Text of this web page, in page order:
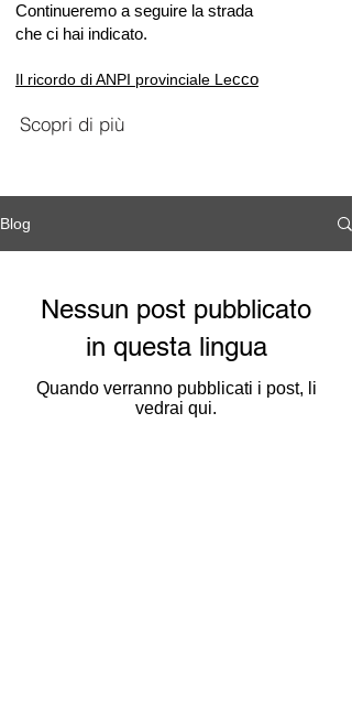
Continueremo a seguire la strada
che ci hai indicato.
Il ricordo di ANPI provinciale Lecco
Scopri di più
Blog
Nessun post pubblicato
in questa lingua
Quando verranno pubblicati i post, li
vedrai qui.